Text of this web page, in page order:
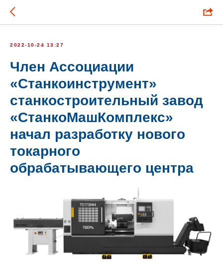
2022-10-24 13:27
Член Ассоциации
«Станкоинструмент»
станкостроительный завод
«СтанкоМашКомплекс»
начал разработку нового
токарного
обрабатывающего центра